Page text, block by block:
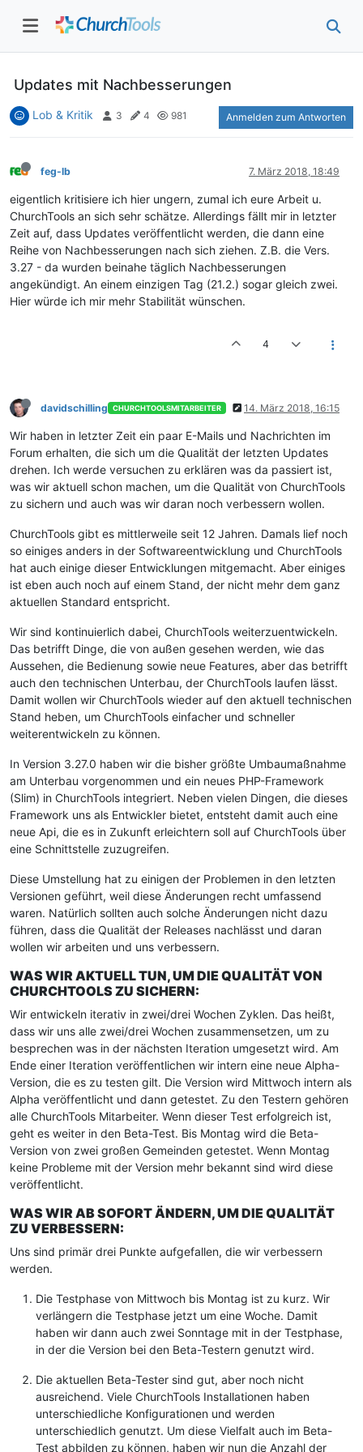
Updates mit Nachbesserungen
Lob & Kritik 3 4 981 Anmelden zum Antworten
feg-lb 7. März 2018, 18:49
eigentlich kritisiere ich hier ungern, zumal ich eure Arbeit u.
ChurchTools an sich sehr schätze. Allerdings fällt mir in letzter
Zeit auf, dass Updates veröffentlicht werden, die dann eine
Reihe von Nachbesserungen nach sich ziehen. Z.B. die Vers.
3.27 - da wurden beinahe täglich Nachbesserungen
angekündigt. An einem einzigen Tag (21.2.) sogar gleich zwei.
Hier würde ich mir mehr Stabilität wünschen.
4
davidschilling CHURCHTOOLSMITARBEITER 14. März 2018, 16:15
Wir haben in letzter Zeit ein paar E-Mails und Nachrichten im
Forum erhalten, die sich um die Qualität der letzten Updates
drehen. Ich werde versuchen zu erklären was da passiert ist,
was wir aktuell schon machen, um die Qualität von ChurchTools
zu sichern und auch was wir daran noch verbessern wollen.
ChurchTools gibt es mittlerweile seit 12 Jahren. Damals lief noch
so einiges anders in der Softwareentwicklung und ChurchTools
hat auch einige dieser Entwicklungen mitgemacht. Aber einiges
ist eben auch noch auf einem Stand, der nicht mehr dem ganz
aktuellen Standard entspricht.
Wir sind kontinuierlich dabei, ChurchTools weiterzuentwickeln.
Das betrifft Dinge, die von außen gesehen werden, wie das
Aussehen, die Bedienung sowie neue Features, aber das betrifft
auch den technischen Unterbau, der ChurchTools laufen lässt.
Damit wollen wir ChurchTools wieder auf den aktuell technischen
Stand heben, um ChurchTools einfacher und schneller
weiterentwickeln zu können.
In Version 3.27.0 haben wir die bisher größte Umbaumaßnahme
am Unterbau vorgenommen und ein neues PHP-Framework
(Slim) in ChurchTools integriert. Neben vielen Dingen, die dieses
Framework uns als Entwickler bietet, entsteht damit auch eine
neue Api, die es in Zukunft erleichtern soll auf ChurchTools über
eine Schnittstelle zuzugreifen.
Diese Umstellung hat zu einigen der Problemen in den letzten
Versionen geführt, weil diese Änderungen recht umfassend
waren. Natürlich sollten auch solche Änderungen nicht dazu
führen, dass die Qualität der Releases nachlässt und daran
wollen wir arbeiten und uns verbessern.
WAS WIR AKTUELL TUN, UM DIE QUALITÄT VON
CHURCHTOOLS ZU SICHERN:
Wir entwickeln iterativ in zwei/drei Wochen Zyklen. Das heißt,
dass wir uns alle zwei/drei Wochen zusammensetzen, um zu
besprechen was in der nächsten Iteration umgesetzt wird. Am
Ende einer Iteration veröffentlichen wir intern eine neue Alpha-
Version, die es zu testen gilt. Die Version wird Mittwoch intern als
Alpha veröffentlicht und dann getestet. Zu den Testern gehören
alle ChurchTools Mitarbeiter. Wenn dieser Test erfolgreich ist,
geht es weiter in den Beta-Test. Bis Montag wird die Beta-
Version von zwei großen Gemeinden getestet. Wenn Montag
keine Probleme mit der Version mehr bekannt sind wird diese
veröffentlicht.
WAS WIR AB SOFORT ÄNDERN, UM DIE QUALITÄT
ZU VERBESSERN:
Uns sind primär drei Punkte aufgefallen, die wir verbessern
werden.
Die Testphase von Mittwoch bis Montag ist zu kurz. Wir
verlängern die Testphase jetzt um eine Woche. Damit
haben wir dann auch zwei Sonntage mit in der Testphase,
in der die Version bei den Beta-Testern genutzt wird.
Die aktuellen Beta-Tester sind gut, aber noch nicht
ausreichend. Viele ChurchTools Installationen haben
unterschiedliche Konfigurationen und werden
unterschiedlich genutzt. Um diese Vielfalt auch im Beta-
Test abbilden zu können, haben wir nun die Anzahl der